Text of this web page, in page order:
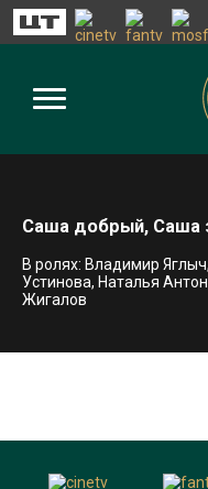
Саша добрый, Саша
В ролях: Владимир
Устинова, Наталья
Жигалов